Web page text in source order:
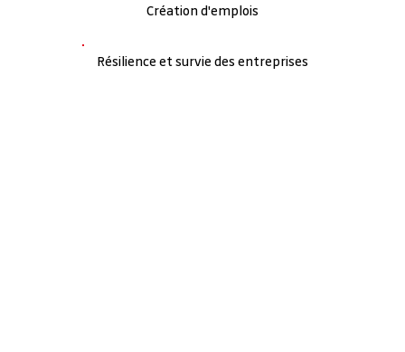
Création d'emplois
Résilience et survie des entreprises